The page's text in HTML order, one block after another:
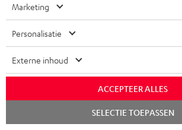
b
r
i
e
SMART HOME
BLUETOOTH
KOPTELEFOONS
BLUETOOTH KOPTELEFOONS
B2B
PARTNERPROGRAMMA
BLOG
ZWITSERLAND
NEDERLAND
Marketing
Personalisatie
Externe inhoud
ACCEPTEER ALLES
SELECTIE TOEPASSEN